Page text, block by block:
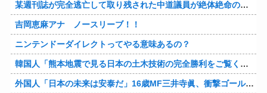
某週刊誌が完全逃亡して取り残された中道議員が絶体絶命の窮地、「今度は宏池会に矛先を向けたか……」と節操の無さに呆れる人が続出
吉岡恵麻アナ ノースリーブ！！
ニンテンドーダイレクトってやる意味あるの？
韓国人「熊本地震で見る日本の土木技術の完全勝利をご覧ください」→「これはすごいわ」「こういうのを見ると日本人は何か適当に作る感じがしない・・・」「あれがまさに経験値である」
外国人「日本の未来は安泰だ」16歳MF三井寺眞、衝撃ゴール！久保建英超え歴代2位の記録！3得点に絡む活躍で海外絶賛！【海外の反応】